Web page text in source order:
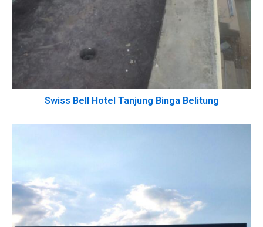
Swiss Bell Hotel Tanjung Binga Belitung